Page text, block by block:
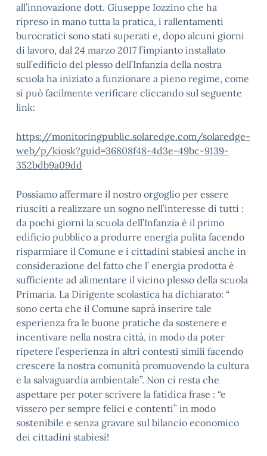
all’innovazione dott. Giuseppe Iozzino che ha
ripreso in mano tutta la pratica, i rallentamenti
burocratici sono stati superati e, dopo alcuni giorni
di lavoro, dal 24 marzo 2017 l’impianto installato
sull’edificio del plesso dell’Infanzia della nostra
scuola ha iniziato a funzionare a pieno regime, come
si può facilmente verificare cliccando sul seguente
link:
https://monitoringpublic.solaredge.com/solaredge-
web/p/kiosk?guid=36808f48-4d3e-49bc-9139-
352bdb9a09dd
Possiamo affermare il nostro orgoglio per essere
riusciti a realizzare un sogno nell’interesse di tutti :
da pochi giorni la scuola dell’Infanzia è il primo
edificio pubblico a produrre energia pulita facendo
risparmiare il Comune e i cittadini stabiesi anche in
considerazione del fatto che l’ energia prodotta è
sufficiente ad alimentare il vicino plesso della scuola
Primaria. La Dirigente scolastica ha dichiarato: “
sono certa che il Comune saprà inserire tale
esperienza fra le buone pratiche da sostenere e
incentivare nella nostra città, in modo da poter
ripetere l’esperienza in altri contesti simili facendo
crescere la nostra comunità promuovendo la cultura
e la salvaguardia ambientale”. Non ci resta che
aspettare per poter scrivere la fatidica frase : “e
vissero per sempre felici e contenti” in modo
sostenibile e senza gravare sul bilancio economico
dei cittadini stabiesi!